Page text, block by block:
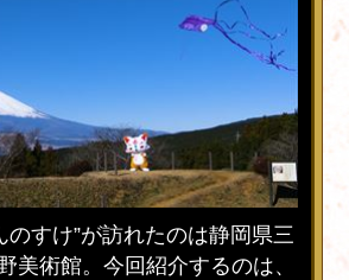
のすけ”が訪れたのは静岡県三
美術館。今回紹介するのは、